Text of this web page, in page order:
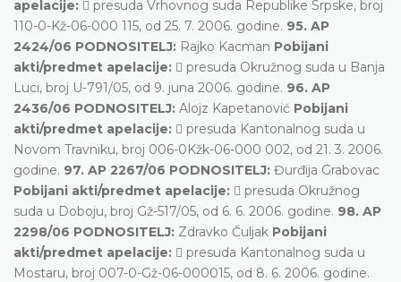
apelacije:  presuda Vrhovnog suda Republike Srpske, broj
110-0-Kž-06-000 115, od 25. 7. 2006. godine. 95. AP
2424/06 PODNOSITELJ: Rajko Kacman Pobijani
akti/predmet apelacije:  presuda Okružnog suda u Banja
Luci, broj U-791/05, od 9. juna 2006. godine. 96. AP
2436/06 PODNOSITELJ: Alojz Kapetanović Pobijani
akti/predmet apelacije:  presuda Kantonalnog suda u
Novom Travniku, broj 006-0Kžk-06-000 002, od 21. 3. 2006.
godine. 97. AP 2267/06 PODNOSITELJ: Đurđija Grabovac
Pobijani akti/predmet apelacije:  presuda Okružnog
suda u Doboju, broj Gž-517/05, od 6. 6. 2006. godine. 98. AP
2298/06 PODNOSITELJ: Zdravko Čuljak Pobijani
akti/predmet apelacije:  presuda Kantonalnog suda u
Mostaru, broj 007-0-Gž-06-000015, od 8. 6. 2006. godine.